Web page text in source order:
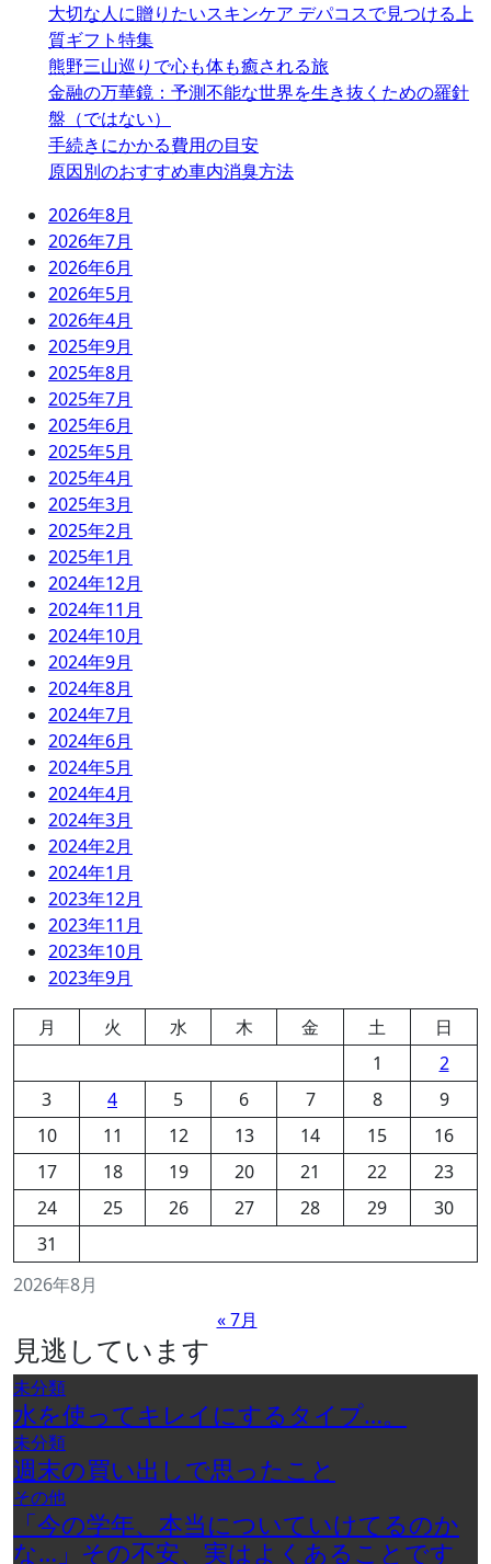
大切な人に贈りたいスキンケア デパコスで見つける上
質ギフト特集
熊野三山巡りで心も体も癒される旅
金融の万華鏡：予測不能な世界を生き抜くための羅針
盤（ではない）
手続きにかかる費用の目安
原因別のおすすめ車内消臭方法
2026年8月
2026年7月
2026年6月
2026年5月
2026年4月
2025年9月
2025年8月
2025年7月
2025年6月
2025年5月
2025年4月
2025年3月
2025年2月
2025年1月
2024年12月
2024年11月
2024年10月
2024年9月
2024年8月
2024年7月
2024年6月
2024年5月
2024年4月
2024年3月
2024年2月
2024年1月
2023年12月
2023年11月
2023年10月
2023年9月
2026年8月
月 火 水 木 金 土
日
1
2
3
4 5 6 7 8
9
10
11 12 13 14 15
16
17
18 19 20 21 22
23
24
25 26 27 28 29
30
31
« 7月
見逃しています
未分類
水を使ってキレイにするタイプ…。
未分類
週末の買い出しで思ったこと
その他
「今の学年、本当についていけてるのか
な…」その不安、実はよくあることです